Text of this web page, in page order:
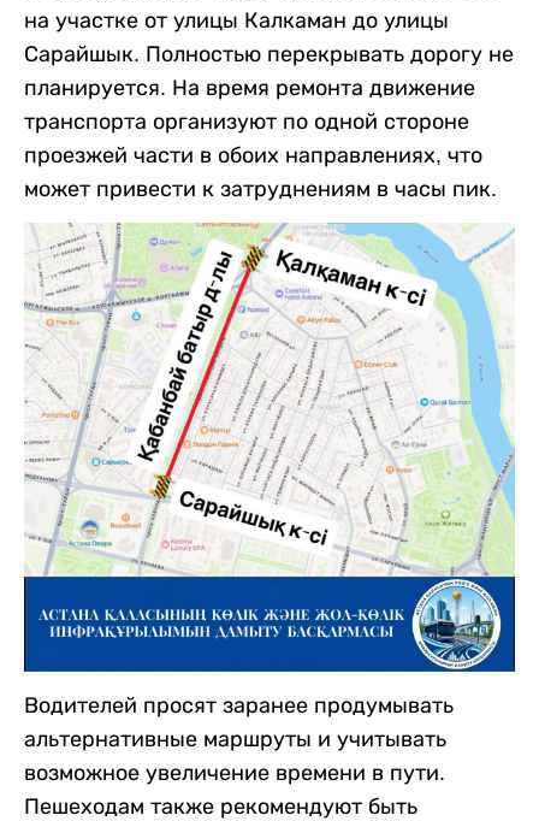
на участке от улицы Калкаман до улицы
Сарайшык. Полностью перекрывать дорогу не
планируется. На время ремонта движение
транспорта организуют по одной стороне
проезжей части в обоих направлениях, что
может привести к затруднениям в часы пик.
Водителей просят заранее продумывать
альтернативные маршруты и учитывать
возможное увеличение времени в пути.
Пешеходам также рекомендуют быть